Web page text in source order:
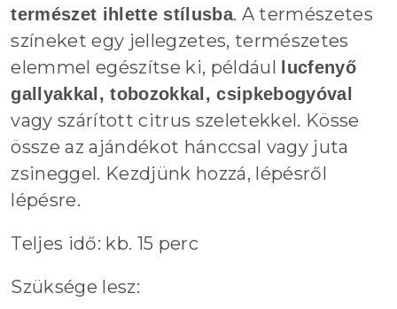
természet ihlette stílusba. A természetes
színeket egy jellegzetes, természetes
elemmel egészítse ki, például
lucfenyő
gallyakkal, tobozokkal, csipkebogyóval
vagy szárított citrus szeletekkel. Kösse
össze az ajándékot hánccsal vagy juta
zsineggel. Kezdjünk hozzá, lépésről
lépésre.
Teljes idő: kb. 15 perc
Szüksége lesz: